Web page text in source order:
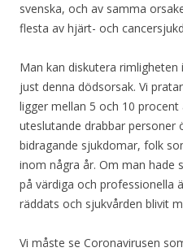
svenska, och av samma
flesta av hjärt- och
Man kan diskutera
just denna dödsorsak. Vi
ligger mellan 5 och 10
uteslutande drabbar personer
bidragande sjukdomar, folk
inom några år. Om man hade
på värdiga och professionella
räddats och sjukvården blivit
Vi måste se Coronavirusen